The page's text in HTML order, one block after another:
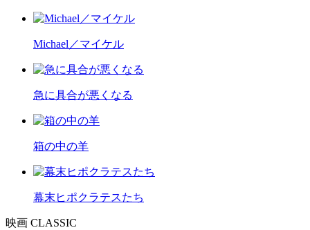
Michael／マイケル
急に具合が悪くなる
箱の中の羊
幕末ヒポクラテスたち
映画 CLASSIC